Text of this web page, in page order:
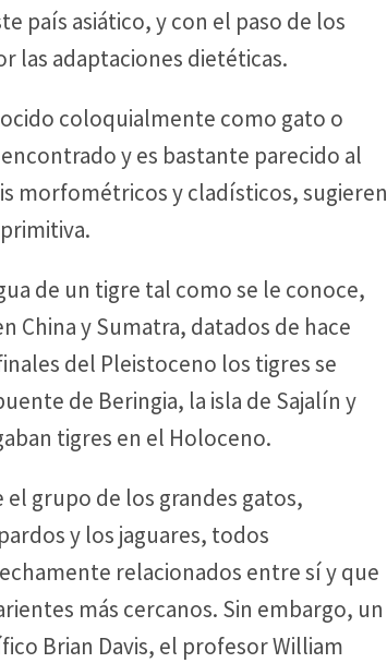
país asiático, y con el paso de los
las adaptaciones dietéticas.
coloquialmente como gato o
y es bastante parecido al
morfométricos y cladísticos, sugieren
de un tigre tal como se le conoce,
China y Sumatra, datados de hace
del Pleistoceno los tigres se
de Beringia, la isla de Sajalín y
tigres en el Holoceno.
grupo de los grandes gatos,
y los jaguares, todos
relacionados entre sí y que
más cercanos. Sin embargo, un
Brian Davis, el profesor William